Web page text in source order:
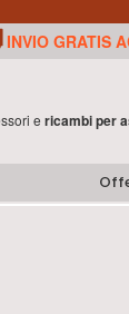
INVIO GRATIS
e ricambi per